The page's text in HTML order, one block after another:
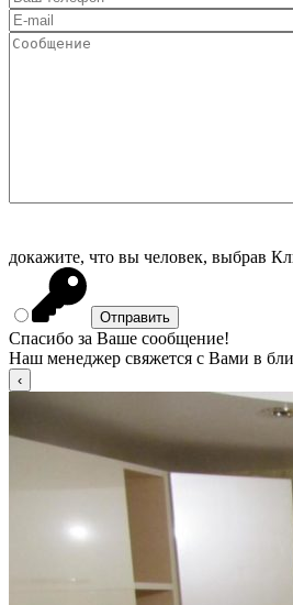
докажите, что вы человек, выбрав
Спасибо за Ваше сообщение!
Наш менеджер свяжется с Вами в